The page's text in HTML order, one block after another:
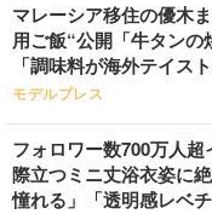
マレーシア移住の優木
用ご飯“公開「牛タンの
「調味料が海外テイス
モデルプレス
フォロワー数700万人
際立つミニ丈浴衣姿に
憧れる」「透明感レベチ